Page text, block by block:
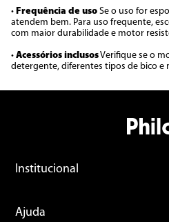
• Frequência de uso Se o uso for
atendem bem. Para uso frequente,
com maior durabilidade e motor
• Acessórios inclusosVerifique se o
detergente, diferentes tipos de bico e
Institucional
Ajuda